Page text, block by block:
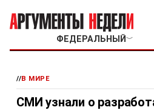
ФЕДЕРАЛЬНЫЙ ﹀
//В МИРЕ
СМИ узнали о